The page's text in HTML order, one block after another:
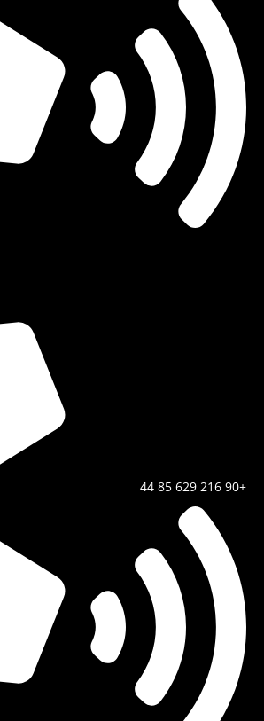
+90 216 629 85 44